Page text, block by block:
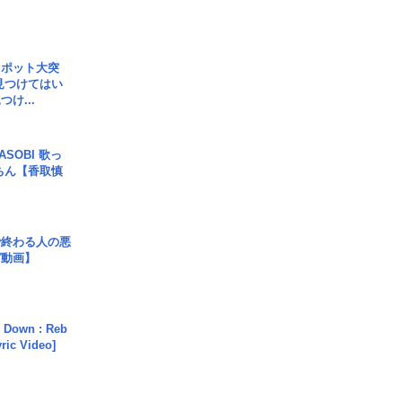
ット大突
つけてはい
け...
歌っ
ん【香取慎
わる人の悪
画】
Down : Reb
Video]